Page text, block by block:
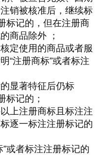
销被核准后，继续标
标记的，但在注册商
商品除外 ；
定使用的商品或者服
“注册商标”或者标注
显著特征后仍标
标记的；
上注册商标且标注注
逐一标注注册标记的
”或者标注注册标记的